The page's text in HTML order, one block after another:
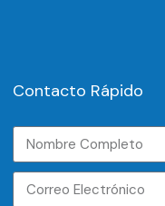
Contacto Rápido